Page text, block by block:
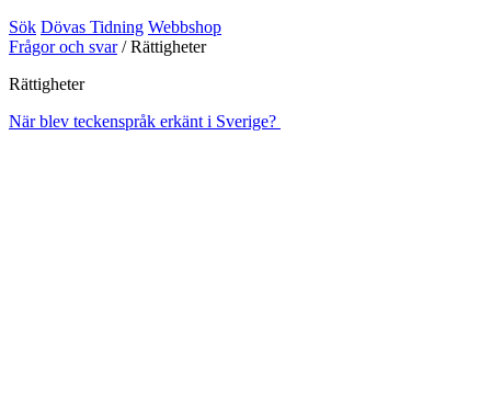
Sök Dövas Tidning Webbshop
Frågor och svar/Rättigheter
Rättigheter
När blev teckenspråk erkänt i Sverige?